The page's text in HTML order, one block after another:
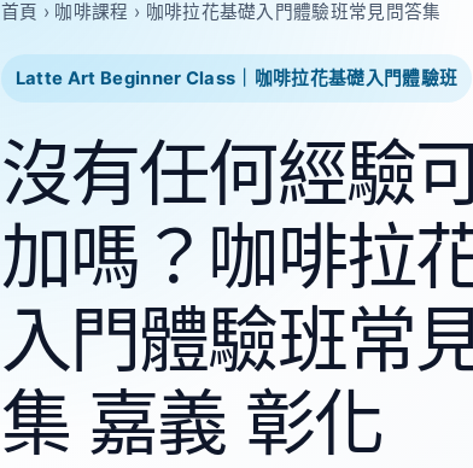
首頁 › 咖啡課程 › 咖啡拉花基礎入門體驗班常見問答集
Latte Art Beginner Class｜咖啡拉花基礎入門體驗班
沒有任何經驗
加嗎？咖啡拉
入門體驗班常
集 嘉義 彰化